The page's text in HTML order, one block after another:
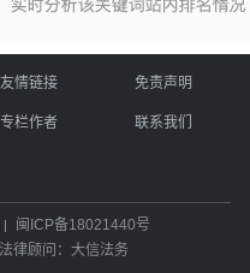
友情链接 免责声明
专栏作者 联系我们
闽ICP备18021440号
律顾问：大信法务